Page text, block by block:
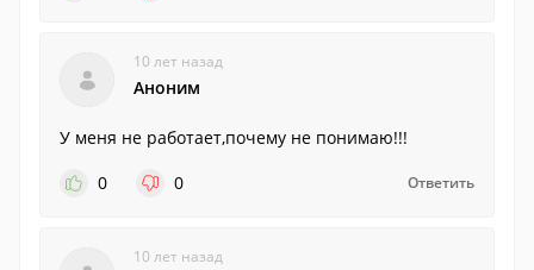
10 лет назад
Аноним
У меня не работает,почему не понимаю!!!
0
0 Ответить
10 лет назад